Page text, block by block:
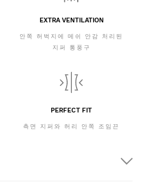
EXTRA VENTILATION
안쪽 허벅지에 메쉬 안감 처리된
지퍼 통풍구
PERFECT FIT
측면 지퍼와 허리 안쪽 조임끈